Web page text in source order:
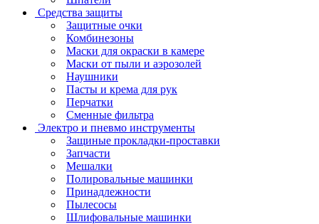
Средства защиты
Защитные очки
Комбинезоны
Маски для окраски в камере
Маски от пыли и аэрозолей
Наушники
Пасты и крема для рук
Перчатки
Сменные фильтра
Электро и пневмо инструменты
Защиные прокладки-проставки
Запчасти
Мешалки
Полировальные машинки
Принадлежности
Пылесосы
Шлифовальные машинки